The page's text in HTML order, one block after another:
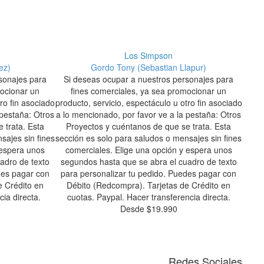
para
un
fin asociado
Otros
trata. Esta
sin fines
unos
de texto
pagar con
Crédito en
directa.
Los Simpson
Gordo Tony (Sebastian Llapur)
Si deseas ocupar a nuestros personajes para
fines comerciales, ya sea promocionar un
producto, servicio, espectáculo u otro fin asociado
a lo mencionado, por favor ve a la pestaña: Otros
Proyectos y cuéntanos de que se trata. Esta
sección es solo para saludos o mensajes sin fines
comerciales. Elige una opción y espera unos
segundos hasta que se abra el cuadro de texto
para personalizar tu pedido. Puedes pagar con
Débito (Redcompra). Tarjetas de Crédito en
cuotas. Paypal. Hacer transferencia directa.
Desde $19.990
Redes Sociales